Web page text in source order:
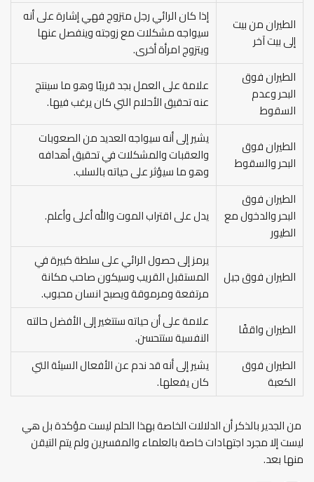
الطيران من بيت
إلى بيت آخر
إذا كان الرائي رجل متزوج فهي إشارة على أنه
سيواجه مشكلات مع زوجته وينفصل عنها
ويتزوج امرأة أخرى.
الطيران فوق
البحر وعدم
السقوط
علامة على العمل بجد قريبًا وهو ما سينتج
عنه تحقيق الأحلام التي كان يرغب فيها.
الطيران فوق
البحر والسقوط
يشير إلى أنه سيواجه العديد من الصعوبات
والعقبات والمشكلات في تحقيق أهدافه
وهو ما سيؤثر على حياته بالسلب.
الطيران فوق
البحر والدخول مع
الطيور
يدل على اقتراب الموت والله أعلى وأعلم.
الطيران فوق جبل
يرمز إلى حصول الرائي على سلطة كبيرة في
المستقبل القريب وسيكون صاحب مكانة
مرتفعة ومرموقة ويصبح انسان محبوب.
الطيران واقفًا
علامة على أن حياته ستتغير إلى الأفضل حالته
النفسية ستتحسن.
الطيران فوق
الكعبة
يشير إلى أنه قد ندم عن الأفعال السيئة التي
كان يفعلها.
من الجدير بالذكر أن الدلالات الخاصة بهذا الحلم ليست مؤكدة بل هي
ليست إلا مجرد اجتهادات خاصة بالعلماء والمفسرين ولم يتم التيقن
منها بعد.